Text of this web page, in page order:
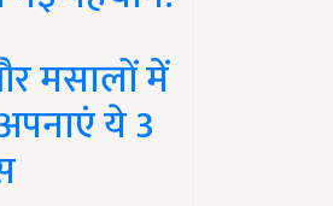
मसालों में
ये 3